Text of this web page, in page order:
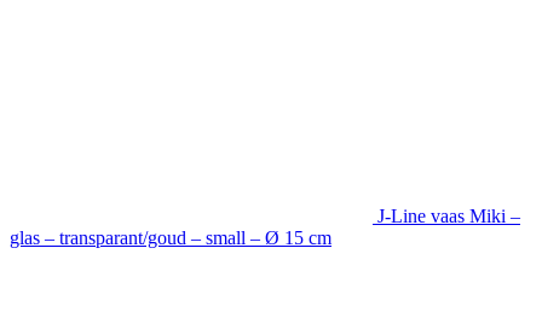
J-Line vaas Miki –
glas – transparant/goud – small – Ø 15 cm